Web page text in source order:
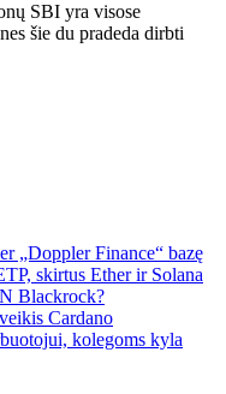
SBI yra visose
šie du pradeda dirbti
„Doppler Finance“ bazę
skirtus Ether ir Solana
Blackrock?
Cardano
kolegoms kyla